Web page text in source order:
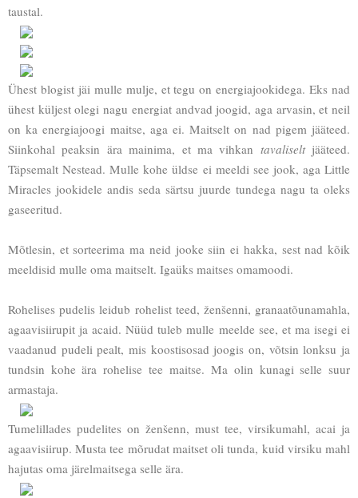
taustal.
Ühest blogist jäi mulle mulje, et tegu on energiajookidega. Eks nad
ühest küljest olegi nagu energiat andvad joogid, aga arvasin, et neil
on ka energiajoogi maitse, aga ei. Maitselt on nad pigem jääteed.
Siinkohal peaksin ära mainima, et ma vihkan tavaliseltjääteed.
Täpsemalt Nestead. Mulle kohe üldse ei meeldi see jook, aga Little
Miracles jookidele andis seda särtsu juurde tundega nagu ta oleks
gaseeritud.
Mõtlesin, et sorteerima ma neid jooke siin ei hakka, sest nad kõik
meeldisid mulle oma maitselt. Igaüks maitses omamoodi.
Rohelises pudelis leidub rohelist teed, ženšenni, granaatõunamahla,
agaavisiirupit ja acaid. Nüüd tuleb mulle meelde see, et ma isegi ei
vaadanud pudeli pealt, mis koostisosad joogis on, võtsin lonksu ja
tundsin kohe ära rohelise tee maitse. Ma olin kunagi selle suur
armastaja.
Tumelillades pudelites on ženšenn, must tee, virsikumahl, acai ja
agaavisiirup. Musta tee mõrudat maitset oli tunda, kuid virsiku mahl
hajutas oma järelmaitsega selle ära.